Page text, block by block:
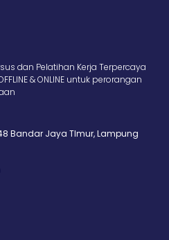
dan Pelatihan Kerja Terpercaya
& ONLINE untuk perorangan
Bandar Jaya TImur, Lampung